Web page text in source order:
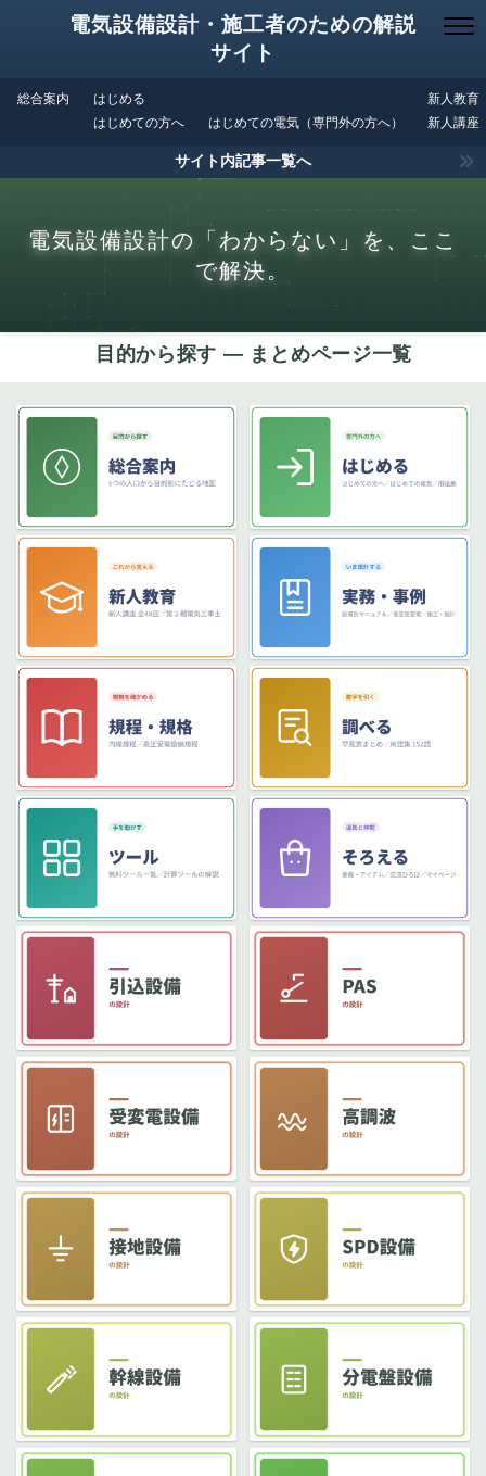
電気設備設計・施工者のための解説
サイト
総合案内
はじめる
はじめての方へ
はじめての電気（専門外の方へ）
新人教育
新人講座
サイト内記事一覧へ
電気設備設計の「わからない」を、ここ
で解決。